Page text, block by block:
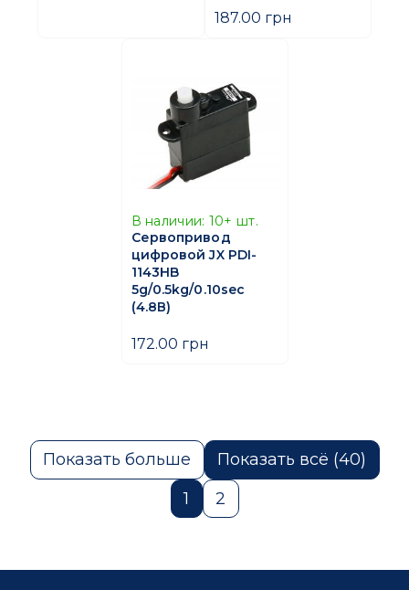
187.00 грн
В наличии: 10+ шт.
Сервопривод
цифровой JX PDI-
1143HB
5g/0.5kg/0.10sec
(4.8В)
172.00 грн
Показать больше
1
2
Показать всё (40)